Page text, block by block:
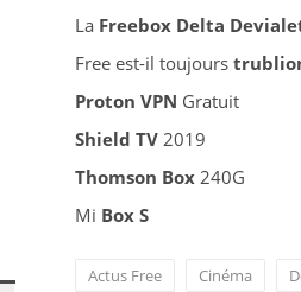
La Freebox Delta
Free est-il toujours
Proton VPN Gratuit
Shield TV2019
Thomson Box240G
Mi Box S
Actus Free Cinéma